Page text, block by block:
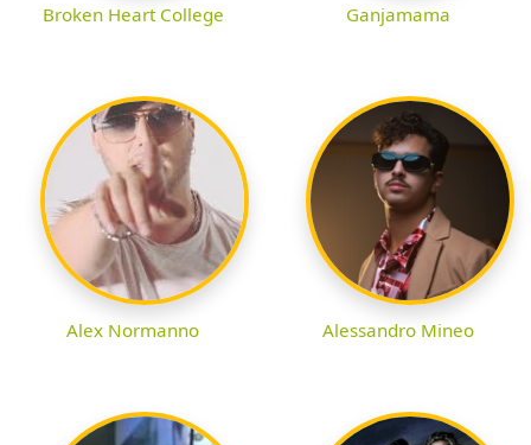
Broken Heart College Ganjamama
Alex Normanno Alessandro Mineo